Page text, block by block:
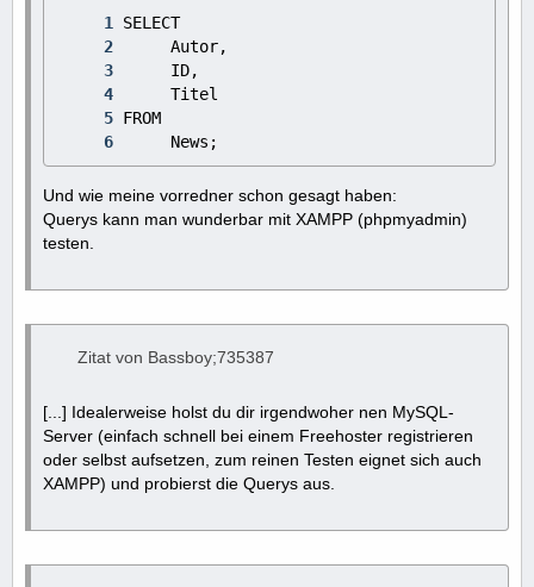
     News;
Und wie meine vorredner schon gesagt haben:
Querys kann man wunderbar mit XAMPP (phpmyadmin)
testen.
Zitat von Bassboy;735387
[...] Idealerweise holst du dir irgendwoher nen MySQL-
Server (einfach schnell bei einem Freehoster registrieren
oder selbst aufsetzen, zum reinen Testen eignet sich auch
XAMPP) und probierst die Querys aus.